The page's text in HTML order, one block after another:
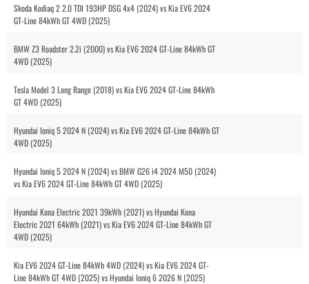
Skoda Kodiaq 2 2.0 TDI 193HP DSG 4x4 (2024) vs Kia EV6 2024
GT-Line 84kWh GT 4WD (2025)
BMW Z3 Roadster 2.2i (2000) vs Kia EV6 2024 GT-Line 84kWh GT
4WD (2025)
Tesla Model 3 Long Range (2018) vs Kia EV6 2024 GT-Line 84kWh
GT 4WD (2025)
Hyundai Ioniq 5 2024 N (2024) vs Kia EV6 2024 GT-Line 84kWh GT
4WD (2025)
Hyundai Ioniq 5 2024 N (2024) vs BMW G26 i4 2024 M50 (2024)
vs Kia EV6 2024 GT-Line 84kWh GT 4WD (2025)
Hyundai Kona Electric 2021 39kWh (2021) vs Hyundai Kona
Electric 2021 64kWh (2021) vs Kia EV6 2024 GT-Line 84kWh GT
4WD (2025)
Kia EV6 2024 GT-Line 84kWh 4WD (2024) vs Kia EV6 2024 GT-
Line 84kWh GT 4WD (2025) vs Hyundai Ioniq 6 2026 N (2025)